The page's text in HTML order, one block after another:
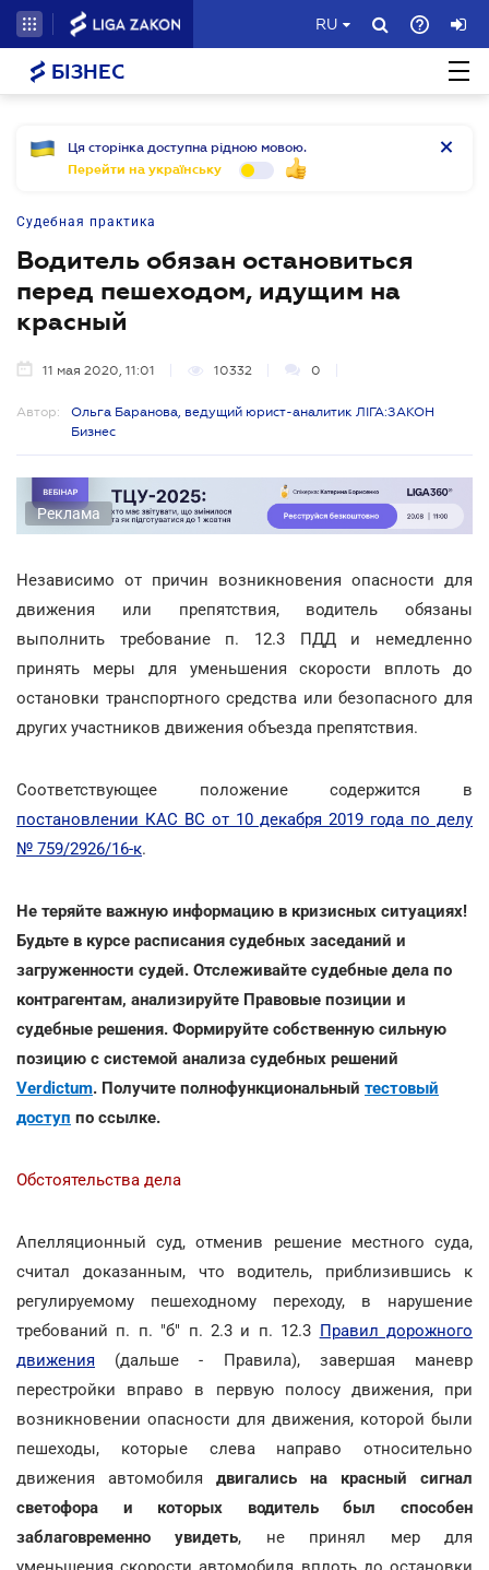
RU
БІЗНЕС
Ця сторінка доступна рідною мовою.
Перейти на українську
Судебная практика
Водитель обязан остановиться
перед пешеходом, идущим на
красный
11 мая 2020, 11:01 10332 0
Автор:
Ольга Баранова, ведущий юрист-аналитик ЛІГА:ЗАКОН
Бизнес
Реклама
Независимо от причин возникновения опасности для
движения или препятствия, водитель обязаны
выполнить требование п. 12.3 ПДД и немедленно
принять меры для уменьшения скорости вплоть до
остановки транспортного средства или безопасного для
других участников движения объезда препятствия.
Соответствующее положение содержится в
постановлении КАС ВС от 10 декабря 2019 года по делу
№ 759/2926/16-к.
Не теряйте важную информацию в кризисных ситуациях!
Будьте в курсе расписания судебных заседаний и
загруженности судей. Отслеживайте судебные дела по
контрагентам, анализируйте Правовые позиции и
судебные решения. Формируйте собственную сильную
позицию с системой анализа судебных решений
Verdictum. Получите полнофункциональный тестовый
доступ по ссылке.
Обстоятельства дела
Апелляционный суд, отменив решение местного суда,
считал доказанным, что водитель, приблизившись к
регулируемому пешеходному переходу, в нарушение
требований п. п. "б" п. 2.3 и п. 12.3 Правил дорожного
движения (дальше - Правила), завершая маневр
перестройки вправо в первую полосу движения, при
возникновении опасности для движения, которой были
пешеходы, которые слева направо относительно
движения автомобиля двигались на красный сигнал
светофора и которых водитель был способен
заблаговременно увидеть, не принял мер для